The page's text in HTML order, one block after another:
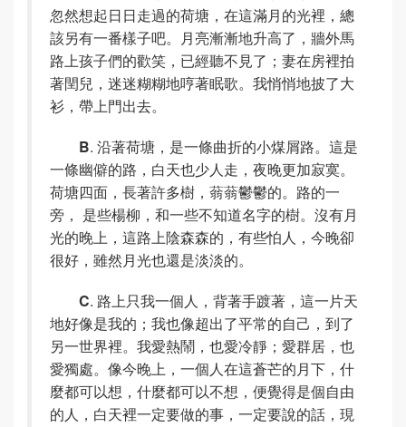
忽然想起日日走過的荷塘，在這滿月的光裡，總
該另有一番樣子吧。月亮漸漸地升高了，牆外馬
路上孩子們的歡笑，已經聽不見了；妻在房裡拍
著閏兒，迷迷糊糊地哼著眠歌。我悄悄地披了大
衫，帶上門出去。
B. 沿著荷塘，是一條曲折的小煤屑路。這是
一條幽僻的路，白天也少人走，夜晚更加寂寞。
荷塘四面，長著許多樹，蓊蓊鬱鬱的。路的一
旁， 是些楊柳，和一些不知道名字的樹。沒有月
光的晚上，這路上陰森森的，有些怕人，今晚卻
很好，雖然月光也還是淡淡的。
C. 路上只我一個人，背著手踱著，這一片天
地好像是我的；我也像超出了平常的自己，到了
另一世界裡。我愛熱鬧，也愛冷靜；愛群居，也
愛獨處。像今晚上，一個人在這蒼芒的月下，什
麼都可以想，什麼都可以不想，便覺得是個自由
的人，白天裡一定要做的事，一定要說的話，現